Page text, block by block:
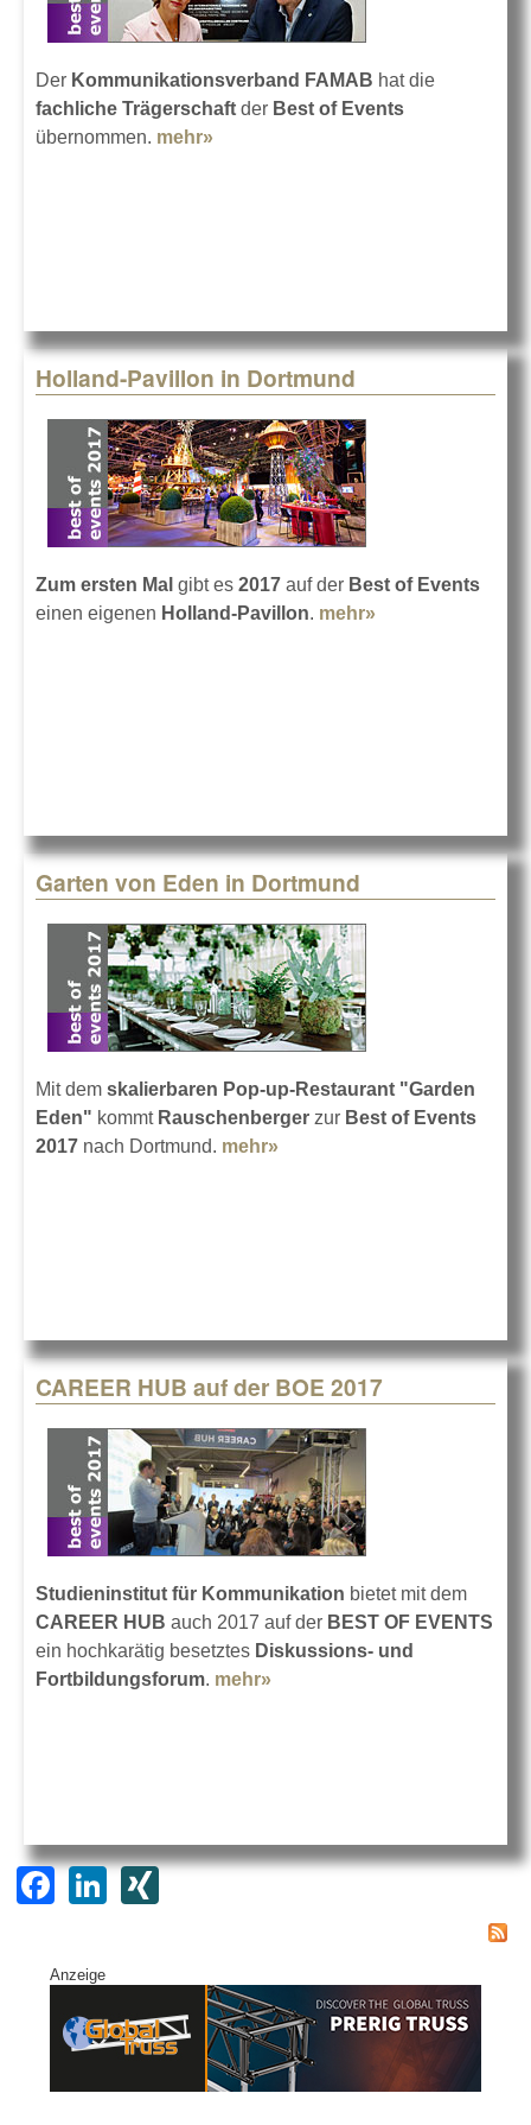
Der Kommunikationsverband FAMAB hat die
fachliche Trägerschaft der Best of Events
übernommen. mehr»
Holland-Pavillon in Dortmund
Zum ersten Mal gibt es 2017 auf der Best of Events
einen eigenen Holland-Pavillon. mehr»
Garten von Eden in Dortmund
Mit dem skalierbaren Pop-up-Restaurant "Garden
Eden" kommt Rauschenberger zur Best of Events
2017 nach Dortmund. mehr»
CAREER HUB auf der BOE 2017
Studieninstitut für Kommunikation bietet mit dem
CAREER HUB auch 2017 auf der BEST OF EVENTS
ein hochkarätig besetztes Diskussions- und
Fortbildungsforum. mehr»
F
c
e
b
Li
e
dI
XI
Anzeige